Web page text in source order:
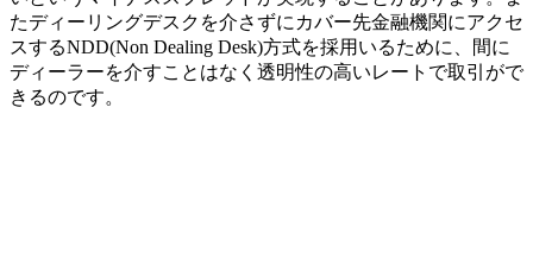
たディーリングデスクを介さずにカバー先金融機関にアクセ
スするNDD(Non Dealing Desk)方式を採用いるために、間に
ディーラーを介すことはなく透明性の高いレートで取引がで
きるのです。